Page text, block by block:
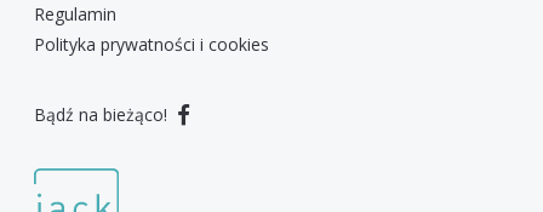
Regulamin
Polityka prywatności i cookies
Bądź na bieżąco!